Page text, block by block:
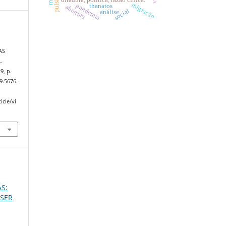
p.
vi
thanatos
pandemia
abertura análisesocialmigração